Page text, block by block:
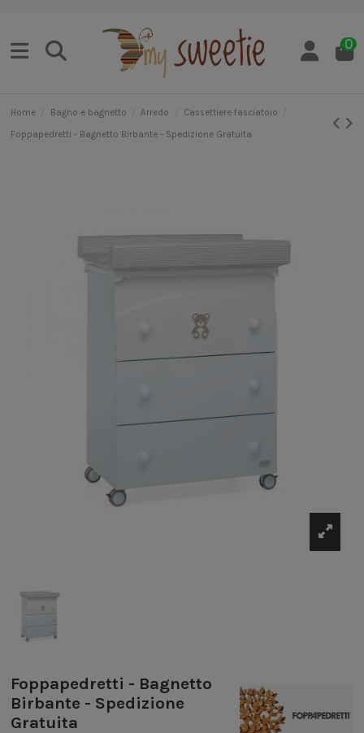
0
Home Bagno e bagnetto Arredo Cassettiere fasciatoio
Foppapedretti - Bagnetto Birbante - Spedizione Gratuita
Foppapedretti - Bagnetto
Birbante - Spedizione
Gratuita